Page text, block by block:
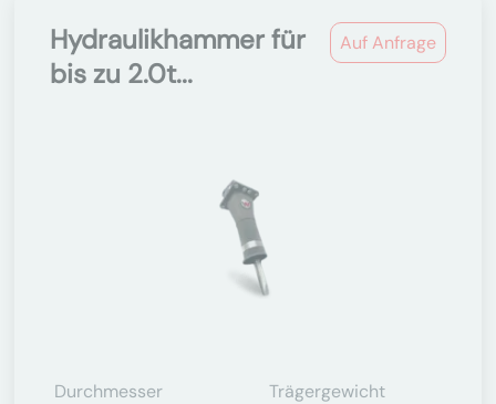
Auf Anfrage
Hydraulikhammer für
bis zu 2.0t...
Durchmesser
Trägergewicht